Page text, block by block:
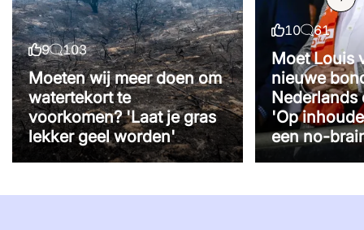
Likes
9Reacties
103
Moeten wij meer doen om
watertekort te
voorkomen? 'Laat je gras
lekker geel worden'
Likes
10Reacties
61
Moet Louis
nieuwe
Nederlands
'Op
een no-